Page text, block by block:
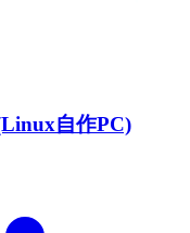
自作PC)